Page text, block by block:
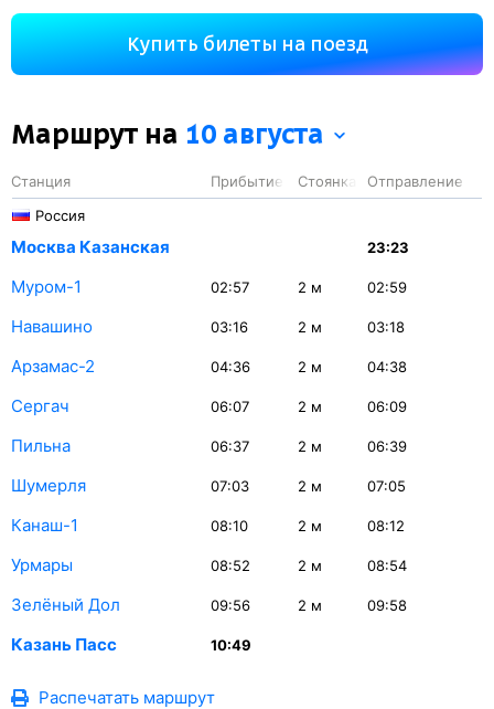
793 км. На этом маршруте будет 9 остановок.
Купить билеты на поезд
Маршрут на 10 августа
Станция Прибытие Стоянка
Отправление
Россия
Москва Казанская 23:23
Муром-1 02:57 2 м 02:59
Навашино 03:16 2 м 03:18
Арзамас-2 04:36 2 м 04:38
Сергач 06:07 2 м 06:09
Пильна 06:37 2 м 06:39
Шумерля 07:03 2 м 07:05
Канаш-1 08:10 2 м 08:12
Урмары 08:52 2 м 08:54
Зелёный Дол 09:56 2 м 09:58
Казань Пасс 10:49
Распечатать маршрут